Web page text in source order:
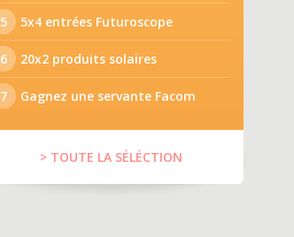
5 5x4 entrées Futuroscope
6 20x2 produits solaires
7 Gagnez une servante Facom
> TOUTE LA SÉLÉCTION